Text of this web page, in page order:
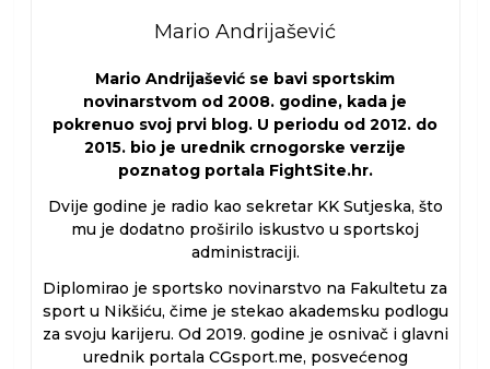
Mario Andrijašević
Mario Andrijašević se bavi sportskim
novinarstvom od 2008. godine, kada je
pokrenuo svoj prvi blog. U periodu od 2012. do
2015. bio je urednik crnogorske verzije
poznatog portala FightSite.hr.
Dvije godine je radio kao sekretar KK Sutjeska, što
mu je dodatno proširilo iskustvo u sportskoj
administraciji.
Diplomirao je sportsko novinarstvo na Fakultetu za
sport u Nikšiću, čime je stekao akademsku podlogu
za svoju karijeru. Od 2019. godine je osnivač i glavni
urednik portala CGsport.me, posvećenog